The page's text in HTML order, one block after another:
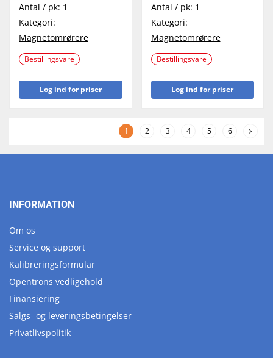
Antal / pk: 1
Kategori:
Magnetomrørere
Bestillingsvare
Log ind for priser
Antal / pk: 1
Kategori:
Magnetomrørere
Bestillingsvare
Log ind for priser
1 2 3 4 5 6
INFORMATION
Om os
Service og support
Kalibreringsformular
Opentrons vedligehold
Finansiering
Salgs- og leveringsbetingelser
Privatlivspolitik